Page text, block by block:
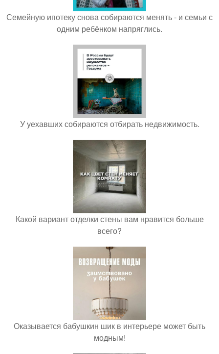
Семейную ипотеку снова собираются менять - и семьи с
одним ребёнком напряглись.
У уехавших собираются отбирать недвижимость.
Какой вариант отделки стены вам нравится больше
всего?
Оказывается бабушкин шик в интерьере может быть
модным!